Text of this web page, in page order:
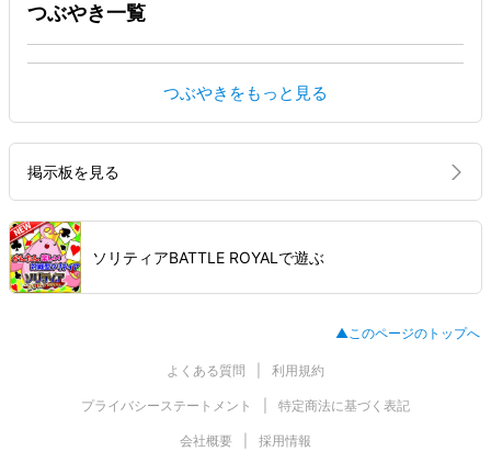
つぶやき一覧
つぶやきをもっと見る
掲示板を見る
ソリティアBATTLE ROYALで遊ぶ
▲このページのトップへ
よくある質問 利用規約
プライバシーステートメント 特定商法に基づく表記
会社概要 採用情報